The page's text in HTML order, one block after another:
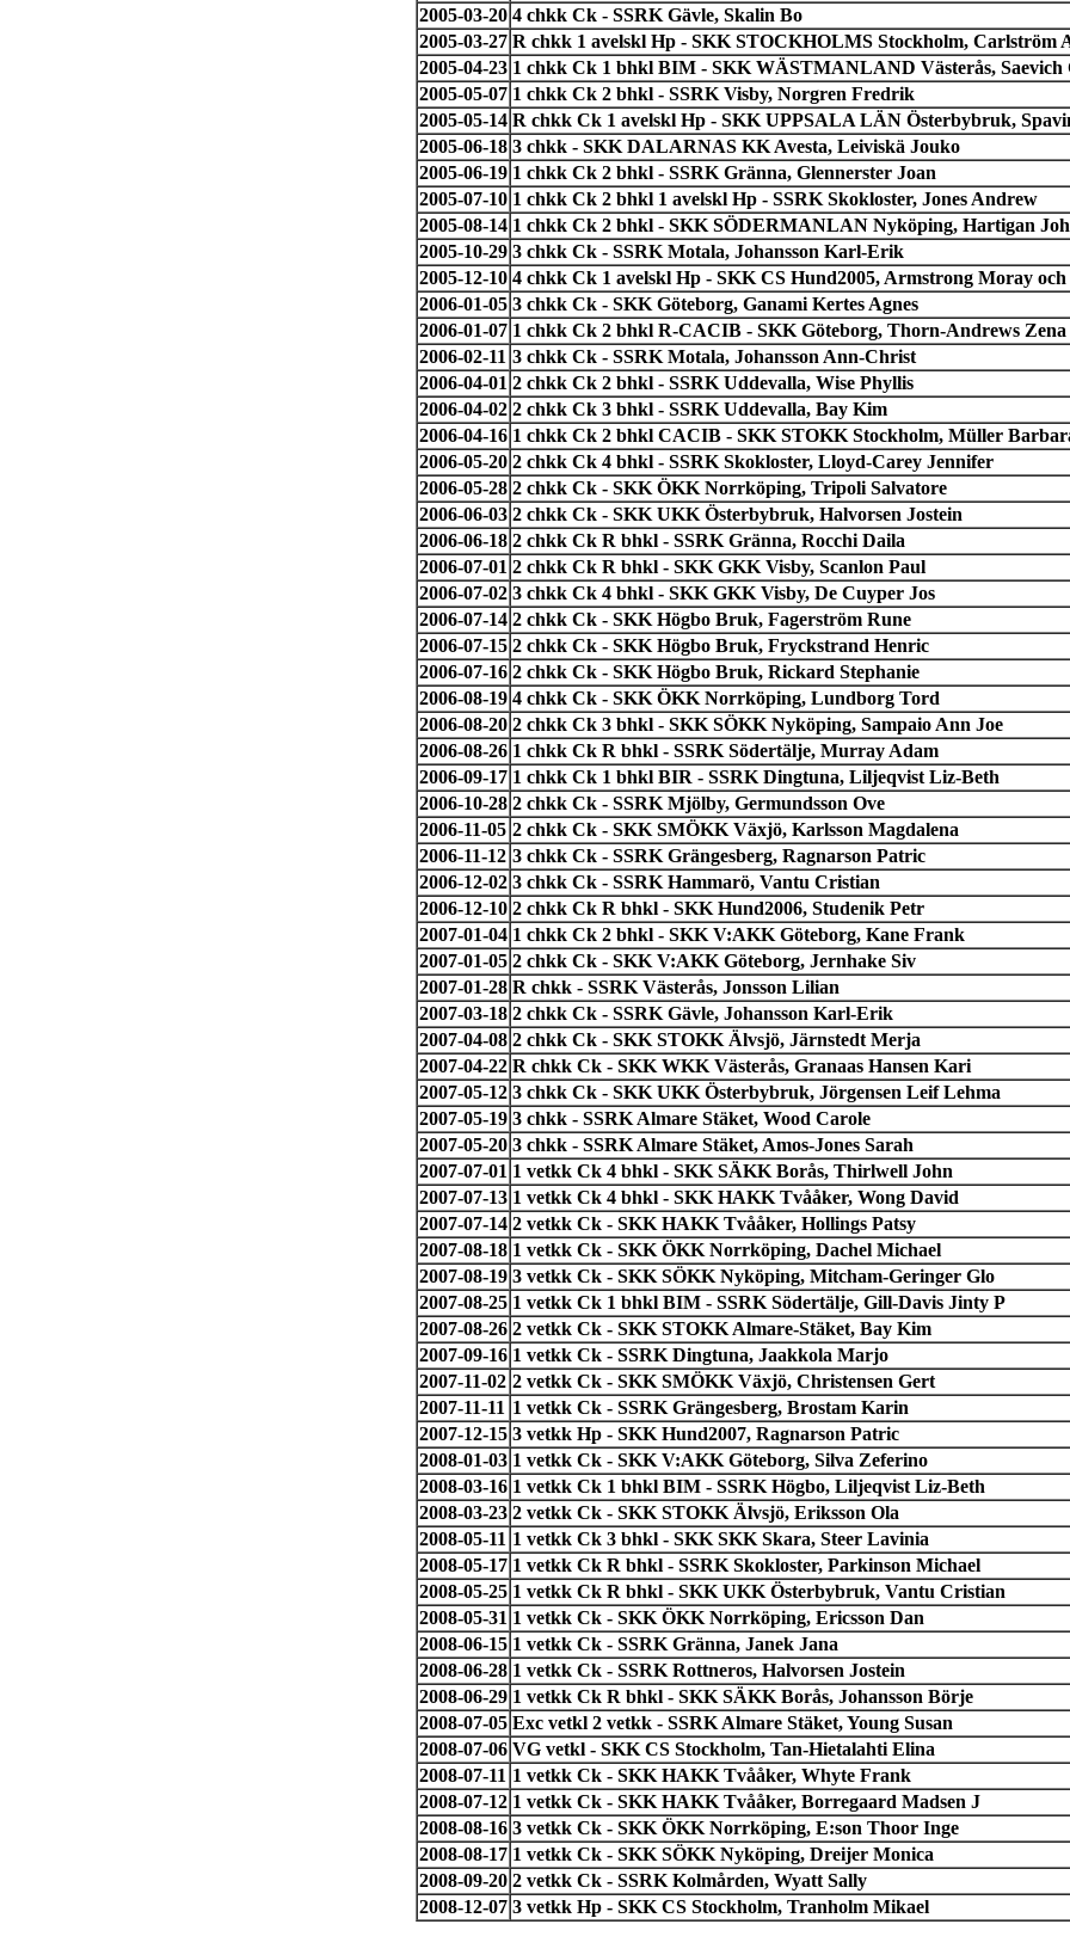
2005-03-20 4 chkk Ck - SSRK Gävle, Skalin Bo
2005-03-27 R chkk 1 avelskl Hp - SKK STOCKHOLMS Stockholm, Carlström
2005-04-23 1 chkk Ck 1 bhkl BIM - SKK WÄSTMANLAND Västerås, Saevich
2005-05-07 1 chkk Ck 2 bhkl - SSRK Visby, Norgren Fredrik
2005-05-14 R chkk Ck 1 avelskl Hp - SKK UPPSALA LÄN Österbybruk,
2005-06-18 3 chkk - SKK DALARNAS KK Avesta, Leiviskä Jouko
2005-06-19 1 chkk Ck 2 bhkl - SSRK Gränna, Glennerster Joan
2005-07-10 1 chkk Ck 2 bhkl 1 avelskl Hp - SSRK Skokloster, Jones Andrew
2005-08-14 1 chkk Ck 2 bhkl - SKK SÖDERMANLAN Nyköping, Hartigan
2005-10-29 3 chkk Ck - SSRK Motala, Johansson Karl-Erik
2005-12-10 4 chkk Ck 1 avelskl Hp - SKK CS Hund2005, Armstrong Moray
2006-01-05 3 chkk Ck - SKK Göteborg, Ganami Kertes Agnes
2006-01-07 1 chkk Ck 2 bhkl R-CACIB - SKK Göteborg, Thorn-Andrews Zena
2006-02-11 3 chkk Ck - SSRK Motala, Johansson Ann-Christ
2006-04-01 2 chkk Ck 2 bhkl - SSRK Uddevalla, Wise Phyllis
2006-04-02 2 chkk Ck 3 bhkl - SSRK Uddevalla, Bay Kim
2006-04-16 1 chkk Ck 2 bhkl CACIB - SKK STOKK Stockholm, Müller
2006-05-20 2 chkk Ck 4 bhkl - SSRK Skokloster, Lloyd-Carey Jennifer
2006-05-28 2 chkk Ck - SKK ÖKK Norrköping, Tripoli Salvatore
2006-06-03 2 chkk Ck - SKK UKK Österbybruk, Halvorsen Jostein
2006-06-18 2 chkk Ck R bhkl - SSRK Gränna, Rocchi Daila
2006-07-01 2 chkk Ck R bhkl - SKK GKK Visby, Scanlon Paul
2006-07-02 3 chkk Ck 4 bhkl - SKK GKK Visby, De Cuyper Jos
2006-07-14 2 chkk Ck - SKK Högbo Bruk, Fagerström Rune
2006-07-15 2 chkk Ck - SKK Högbo Bruk, Fryckstrand Henric
2006-07-16 2 chkk Ck - SKK Högbo Bruk, Rickard Stephanie
2006-08-19 4 chkk Ck - SKK ÖKK Norrköping, Lundborg Tord
2006-08-20 2 chkk Ck 3 bhkl - SKK SÖKK Nyköping, Sampaio Ann Joe
2006-08-26 1 chkk Ck R bhkl - SSRK Södertälje, Murray Adam
2006-09-17 1 chkk Ck 1 bhkl BIR - SSRK Dingtuna, Liljeqvist Liz-Beth
2006-10-28 2 chkk Ck - SSRK Mjölby, Germundsson Ove
2006-11-05 2 chkk Ck - SKK SMÖKK Växjö, Karlsson Magdalena
2006-11-12 3 chkk Ck - SSRK Grängesberg, Ragnarson Patric
2006-12-02 3 chkk Ck - SSRK Hammarö, Vantu Cristian
2006-12-10 2 chkk Ck R bhkl - SKK Hund2006, Studenik Petr
2007-01-04 1 chkk Ck 2 bhkl - SKK V:AKK Göteborg, Kane Frank
2007-01-05 2 chkk Ck - SKK V:AKK Göteborg, Jernhake Siv
2007-01-28 R chkk - SSRK Västerås, Jonsson Lilian
2007-03-18 2 chkk Ck - SSRK Gävle, Johansson Karl-Erik
2007-04-08 2 chkk Ck - SKK STOKK Älvsjö, Järnstedt Merja
2007-04-22 R chkk Ck - SKK WKK Västerås, Granaas Hansen Kari
2007-05-12 3 chkk Ck - SKK UKK Österbybruk, Jörgensen Leif Lehma
2007-05-19 3 chkk - SSRK Almare Stäket, Wood Carole
2007-05-20 3 chkk - SSRK Almare Stäket, Amos-Jones Sarah
2007-07-01 1 vetkk Ck 4 bhkl - SKK SÄKK Borås, Thirlwell John
2007-07-13 1 vetkk Ck 4 bhkl - SKK HAKK Tvååker, Wong David
2007-07-14 2 vetkk Ck - SKK HAKK Tvååker, Hollings Patsy
2007-08-18 1 vetkk Ck - SKK ÖKK Norrköping, Dachel Michael
2007-08-19 3 vetkk Ck - SKK SÖKK Nyköping, Mitcham-Geringer Glo
2007-08-25 1 vetkk Ck 1 bhkl BIM - SSRK Södertälje, Gill-Davis Jinty P
2007-08-26 2 vetkk Ck - SKK STOKK Almare-Stäket, Bay Kim
2007-09-16 1 vetkk Ck - SSRK Dingtuna, Jaakkola Marjo
2007-11-02 2 vetkk Ck - SKK SMÖKK Växjö, Christensen Gert
2007-11-11 1 vetkk Ck - SSRK Grängesberg, Brostam Karin
2007-12-15 3 vetkk Hp - SKK Hund2007, Ragnarson Patric
2008-01-03 1 vetkk Ck - SKK V:AKK Göteborg, Silva Zeferino
2008-03-16 1 vetkk Ck 1 bhkl BIM - SSRK Högbo, Liljeqvist Liz-Beth
2008-03-23 2 vetkk Ck - SKK STOKK Älvsjö, Eriksson Ola
2008-05-11 1 vetkk Ck 3 bhkl - SKK SKK Skara, Steer Lavinia
2008-05-17 1 vetkk Ck R bhkl - SSRK Skokloster, Parkinson Michael
2008-05-25 1 vetkk Ck R bhkl - SKK UKK Österbybruk, Vantu Cristian
2008-05-31 1 vetkk Ck - SKK ÖKK Norrköping, Ericsson Dan
2008-06-15 1 vetkk Ck - SSRK Gränna, Janek Jana
2008-06-28 1 vetkk Ck - SSRK Rottneros, Halvorsen Jostein
2008-06-29 1 vetkk Ck R bhkl - SKK SÄKK Borås, Johansson Börje
2008-07-05 Exc vetkl 2 vetkk - SSRK Almare Stäket, Young Susan
2008-07-06 VG vetkl - SKK CS Stockholm, Tan-Hietalahti Elina
2008-07-11 1 vetkk Ck - SKK HAKK Tvååker, Whyte Frank
2008-07-12 1 vetkk Ck - SKK HAKK Tvååker, Borregaard Madsen J
2008-08-16 3 vetkk Ck - SKK ÖKK Norrköping, E:son Thoor Inge
2008-08-17 1 vetkk Ck - SKK SÖKK Nyköping, Dreijer Monica
2008-09-20 2 vetkk Ck - SSRK Kolmården, Wyatt Sally
2008-12-07 3 vetkk Hp - SKK CS Stockholm, Tranholm Mikael